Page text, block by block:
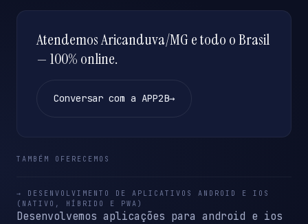
Atendemos Aricanduva/MG e todo o Brasil
— 100% online.
Conversar com a APP2B→
TAMBÉM OFERECEMOS
→ DESENVOLVIMENTO DE APLICATIVOS ANDROID E IOS
(NATIVO, HÍBRIDO E PWA)
Desenvolvemos aplicações para android e ios